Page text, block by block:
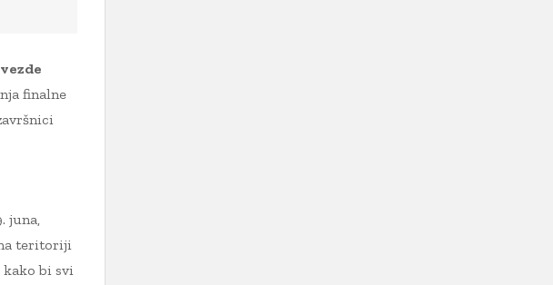
finalne
juna,
teritoriji
kako bi svi